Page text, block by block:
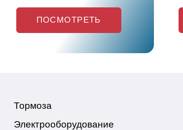
ПОСМОТРЕТЬ
Тормоза
Электрооборудование